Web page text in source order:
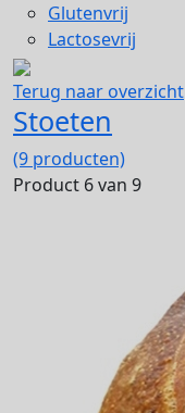
Glutenvrij
Lactosevrij
Terug naar overzicht
Stoeten
(9 producten)
Product 6 van 9